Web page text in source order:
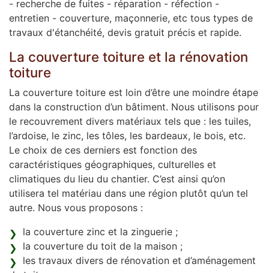
- recherche de fuites - réparation - réfection -
entretien - couverture, maçonnerie, etc tous types de
travaux d'étanchéité, devis gratuit précis et rapide.
La couverture toiture et la rénovation
toiture
La couverture toiture est loin d’être une moindre étape
dans la construction d’un bâtiment. Nous utilisons pour
le recouvrement divers matériaux tels que : les tuiles,
l’ardoise, le zinc, les tôles, les bardeaux, le bois, etc.
Le choix de ces derniers est fonction des
caractéristiques géographiques, culturelles et
climatiques du lieu du chantier. C’est ainsi qu’on
utilisera tel matériau dans une région plutôt qu’un tel
autre. Nous vous proposons :
la couverture zinc et la zinguerie ;
la couverture du toit de la maison ;
les travaux divers de rénovation et d’aménagement